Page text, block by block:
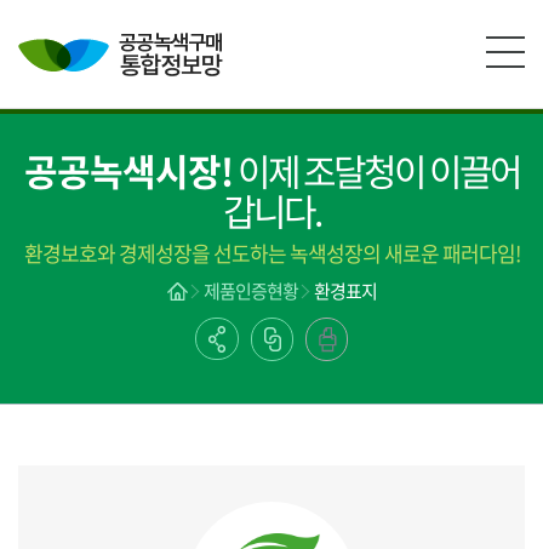
공공녹색시장!이제 조달청이 이끌어
갑니다.
환경보호와 경제성장을 선도하는 녹색성장의 새로운 패러다임!
제품인증현황 환경표지